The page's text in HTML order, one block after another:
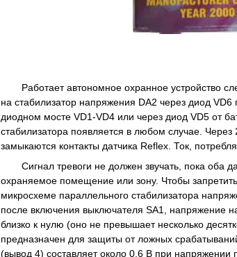
Работает автономное охранное устройство
на стабилизатор напряжения DA2 через диод
диодном мосте VD1-VD4 или через диод VD5 от
стабилизатора появляется в любом случае. Через
замыкаются контакты датчика Reflex. Ток,
Сигнал тревоги не должен звучать, пока оба
охраняемое помещение или зону. Чтобы
микросхеме параллельного стабилизатора
после включения выключателя SA1, напряжение
близко к нулю (оно не превышает несколько
предназначен для защиты от ложных
(вывод 4) составляет около 0,6 В при напряжении